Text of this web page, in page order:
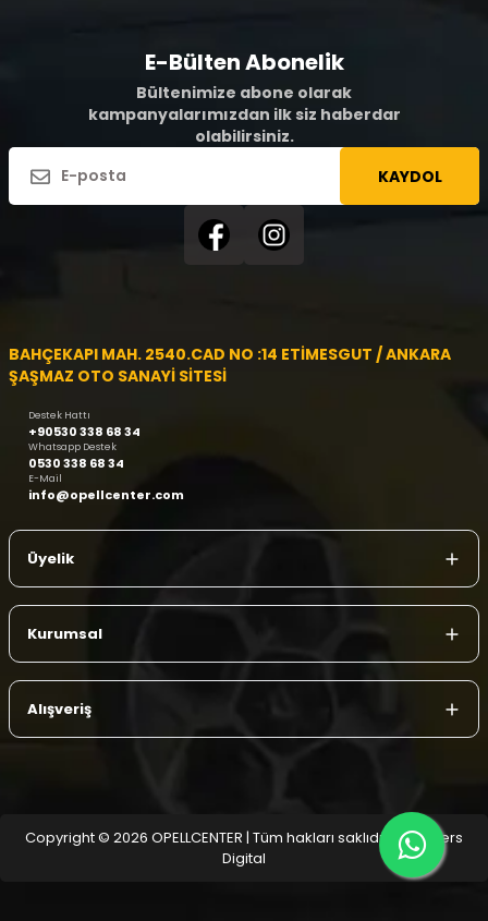
E-Bülten Abonelik
Bültenimize abone olarak
kampanyalarımızdan ilk siz haberdar
olabilirsiniz.
KAYDOL
BAHÇEKAPI MAH. 2540.CAD NO :14 ETİMESGUT / ANKARA
ŞAŞMAZ OTO SANAYİ SİTESİ
Destek Hattı
+90530 338 68 34
Whatsapp Destek
0530 338 68 34
E-Mail
info@opellcenter.com
Üyelik
Kurumsal
Alışveriş
Copyright © 2026 OPELLCENTER | Tüm hakları saklıdır.
| Reliefers
Digital